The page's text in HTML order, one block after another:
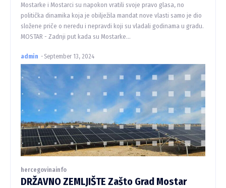
Mostarke i Mostarci su napokon vratili svoje pravo glasa, no
politička dinamika koja je obilježila mandat nove vlasti samo je dio
složene priče o neredu i nepravdi koji su vladali godinama u gradu.
MOSTAR - Zadnji put kada su Mostarke...
admin - September 13, 2024
hercegovinainfo
DRŽAVNO ZEMLJIŠTE Zašto Grad Mostar